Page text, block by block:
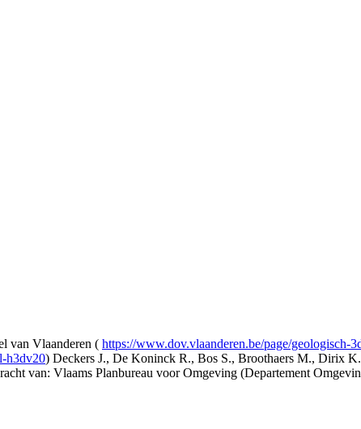
van Vlaanderen ( https://www.dov.vlaanderen.be/page/geologisch-
h3dv20) Deckers J., De Koninck R., Bos S., Broothaers M., Dirix
van: Vlaams Planbureau voor Omgeving (Departement